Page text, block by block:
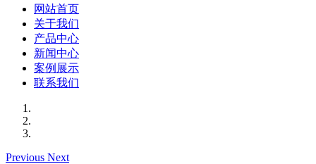
网站首页
关于我们
产品中心
新闻中心
案例展示
联系我们
Previous Next